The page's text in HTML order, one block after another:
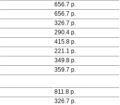
656.7 р.
656.7 р.
326.7 р.
290.4 р.
415.8 р.
221.1 р.
349.8 р.
359.7 р.
811.8 р.
326.7 р.